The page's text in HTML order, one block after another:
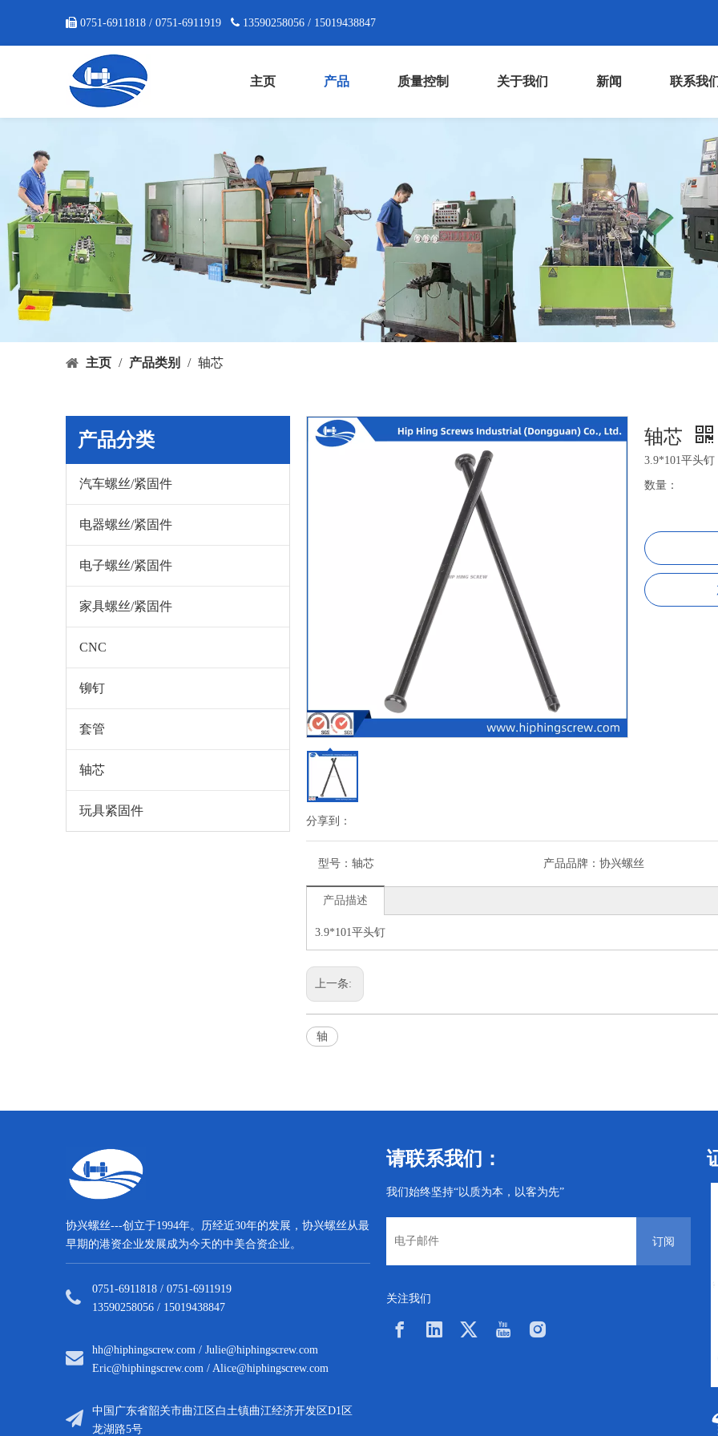
 0751-6911818 / 0751-6911919  13590258056 / 15019438847
主页 产品 质量控制 关于我们 新闻 联系我
主页 / 产品类别 / 轴芯
产品分类
汽车螺丝/紧固件
电器螺丝/紧固件
电子螺丝/紧固件
家具螺丝/紧固件
CNC
铆钉
套管
轴芯
玩具紧固件
分享到：
轴芯
3.9*101平头钉
数量：
型号： 轴芯 产品品牌： 协兴螺丝
产品描述
3.9*101平头钉
上一条:
轴
协兴螺丝---创立于1994年。历经近30年的发展，协兴螺丝从最
早期的港资企业发展成为今天的中美合资企业。
0751-6911818 / 0751-6911919
13590258056 / 15019438847
hh@hiphingscrew.com /Julie@hiphingscrew.com
Eric@hiphingscrew.com /Alice@hiphingscrew.com
中国广东省韶关市曲江区白土镇曲江经济开发区D1区
龙湖路5号
请联系我们：
我们始终坚持“以质为本，以客为先”
订阅
关注我们